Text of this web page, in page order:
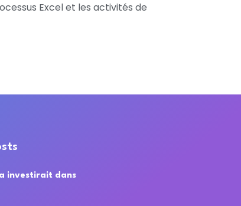
Excel et les activités de
investirait dans